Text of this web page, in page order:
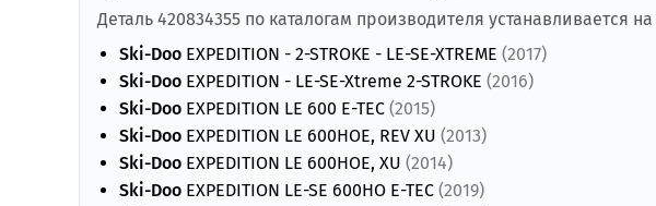
Деталь 420834355 по каталогам производителя устанавливается
Ski-Doo EXPEDITION - 2-STROKE - LE-SE-XTREME (2017)
Ski-Doo EXPEDITION - LE-SE-Xtreme 2-STROKE (2016)
Ski-Doo EXPEDITION LE 600 E-TEC (2015)
Ski-Doo EXPEDITION LE 600HOE, REV XU (2013)
Ski-Doo EXPEDITION LE 600HOE, XU (2014)
Ski-Doo EXPEDITION LE-SE 600HO E-TEC (2019)